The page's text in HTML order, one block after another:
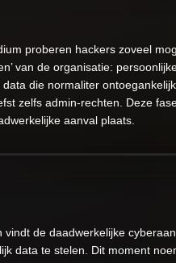
proberen hackers zoveel
van de organisatie:
die normaliter
zelfs admin-rechten. Deze
aanval plaats.
de daadwerkelijke
data te stelen. Dit moment